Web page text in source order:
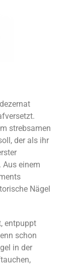
strebsamen
der als ihr
Aus einem
Nägel
entpuppt
schon
in der